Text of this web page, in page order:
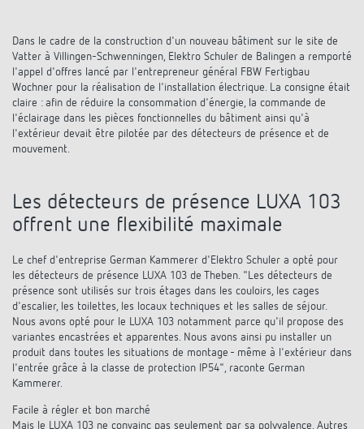
Dans le cadre de la construction d'un nouveau bâtiment sur le site de
Vatter à Villingen-Schwenningen, Elektro Schuler de Balingen a remporté
l'appel d'offres lancé par l'entrepreneur général FBW Fertigbau
Wochner pour la réalisation de l'installation électrique. La consigne était
claire : afin de réduire la consommation d'énergie, la commande de
l'éclairage dans les pièces fonctionnelles du bâtiment ainsi qu'à
l'extérieur devait être pilotée par des détecteurs de présence et de
mouvement.
Les détecteurs de présence LUXA 103
offrent une flexibilité maximale
Le chef d'entreprise German Kammerer d'Elektro Schuler a opté pour
les détecteurs de présence LUXA 103 de Theben. "Les détecteurs de
présence sont utilisés sur trois étages dans les couloirs, les cages
d'escalier, les toilettes, les locaux techniques et les salles de séjour.
Nous avons opté pour le LUXA 103 notamment parce qu'il propose des
variantes encastrées et apparentes. Nous avons ainsi pu installer un
produit dans toutes les situations de montage - même à l'extérieur dans
l'entrée grâce à la classe de protection IP54", raconte German
Kammerer.
Facile à régler et bon marché
Mais le LUXA 103 ne convainc pas seulement par sa polyvalence. Autres